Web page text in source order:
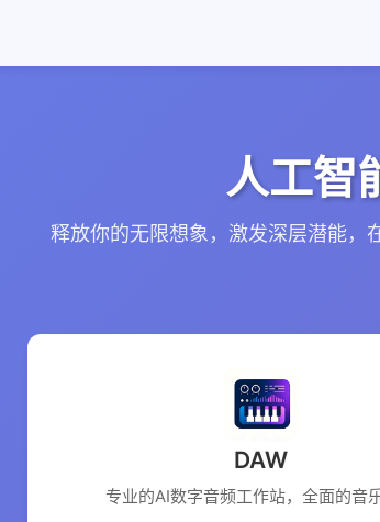
人工智
释放你的无限想象，激发深层潜能，
DAW
专业的AI数字音频工作站，全面的音